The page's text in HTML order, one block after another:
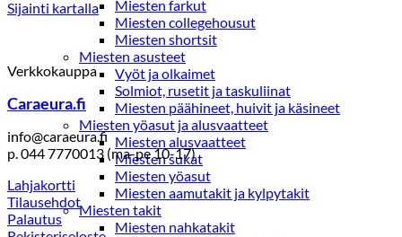
Miesten farkut
Miesten collegehousut
Miesten shortsit
Miesten asusteet
Vyöt ja olkaimet
Solmiot, rusetit ja taskuliinat
Miesten päähineet, huivit ja käsineet
Miesten yöasut ja alusvaatteet
Miesten alusvaatteet
Miesten sukat
Miesten yöasut
Miesten aamutakit ja kylpytakit
Miesten takit
Miesten nahkatakit
Sijainti kartalla
Verkkokauppa
Caraeura.fi
info@caraeura.fi
p. 044 7770013 (ma-pe 10-17)
Lahjakortti
Tilausehdot
Palautus